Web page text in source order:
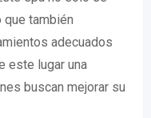
que también
adecuados
este lugar una
buscan mejorar su